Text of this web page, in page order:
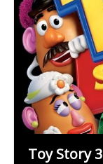
Toy Story 3